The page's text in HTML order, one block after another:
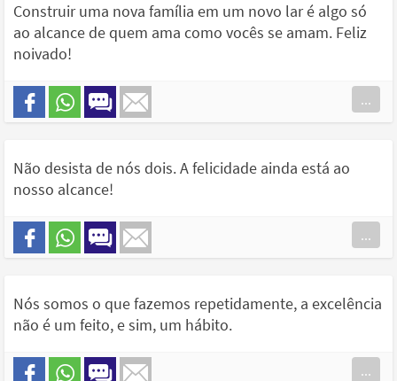
Construir uma nova família em um novo lar é algo só
ao alcance de quem ama como vocês se amam. Feliz
noivado!
...
Não desista de nós dois. A felicidade ainda está ao
nosso alcance!
...
Nós somos o que fazemos repetidamente, a excelência
não é um feito, e sim, um hábito.
...